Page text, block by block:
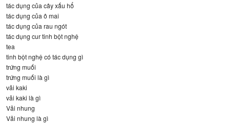
tác dụng của cây xấu hổ
tác dụng của ô mai
tác dụng của rau ngót
tác dụng cur tinh bột nghệ
tea
tinh bột nghệ có tác dụng gì
trứng muối
trứng muối là gì
vải kaki
vải kaki là gì
Vải nhung
Vải nhung là gì